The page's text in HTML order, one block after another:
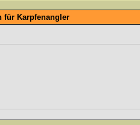
für Karpfenangler